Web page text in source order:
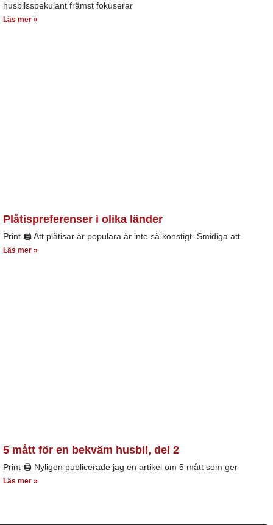
husbilsspekulant främst fokuserar
Läs mer »
Plåtispreferenser i olika länder
Print 🖨 Att plåtisar är populära är inte så konstigt. Smidiga att
Läs mer »
5 mått för en bekväm husbil, del 2
Print 🖨 Nyligen publicerade jag en artikel om 5 mått som ger
Läs mer »